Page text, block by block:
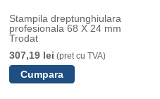
Stampila dreptunghiulara
profesionala 68 X 24 mm
Trodat
307,19 lei (pret cu TVA)